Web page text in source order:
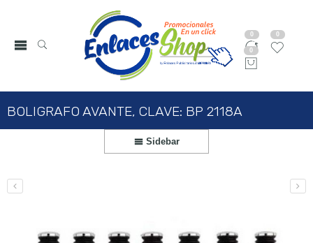
0 0
0
BOLIGRAFO AVANTE, CLAVE: BP 2118A
Sidebar